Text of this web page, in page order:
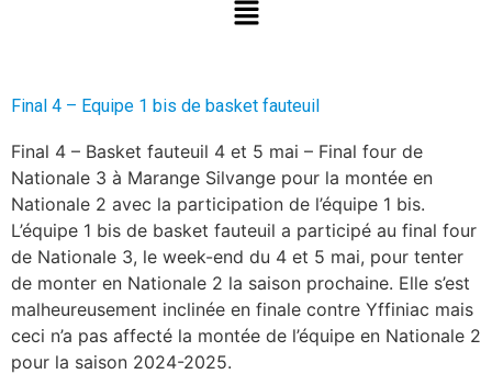
Final 4 – Equipe 1 bis de basket fauteuil
Final 4 – Basket fauteuil 4 et 5 mai – Final four de
Nationale 3 à Marange Silvange pour la montée en
Nationale 2 avec la participation de l’équipe 1 bis.
L’équipe 1 bis de basket fauteuil a participé au final four
de Nationale 3, le week-end du 4 et 5 mai, pour tenter
de monter en Nationale 2 la saison prochaine. Elle s’est
malheureusement inclinée en finale contre Yffiniac mais
ceci n’a pas affecté la montée de l’équipe en Nationale 2
pour la saison 2024-2025.